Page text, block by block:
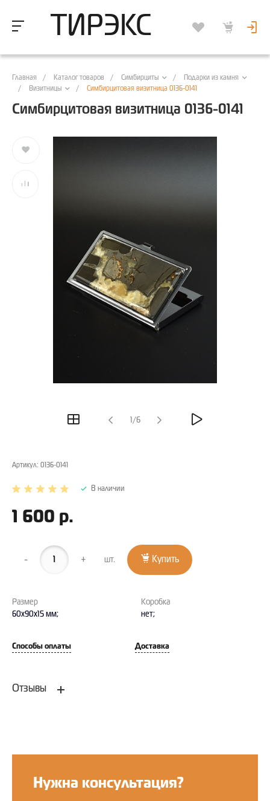
ТИРЭКС
Главная / Каталог товаров / Симбирциты /
Подарки из камня
/
Визитницы / Симбирцитовая визитница 0136-0141
Симбирцитовая визитница 0136-0141
1/6
Артикул: 0136-0141
В наличии
1 600 р.
- + шт. Купить
Размер
60x90x15 мм;
Коробка
нет;
Способы оплаты Доставка
Отзывы
Нужна консультация?